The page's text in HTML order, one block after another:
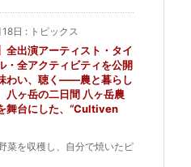
日 : トピックス
全出演アーティスト・タイ
・全アクティビティを公開
わい、聴く——農と暮らし
八ヶ岳の二日間 八ヶ岳農
舞台にした、“Cultiven
菜を収穫し、自分で焼いたピ